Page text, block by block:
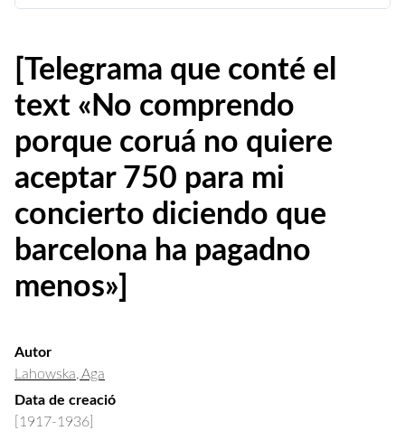
[Telegrama que conté el
text «No comprendo
porque coruá no quiere
aceptar 750 para mi
concierto diciendo que
barcelona ha pagadno
menos»]
Autor
Lahowska, Aga
Data de creació
[1917-1936]